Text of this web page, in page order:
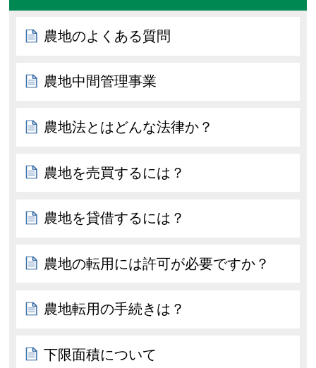
農地のよくある質問
農地中間管理事業
農地法とはどんな法律か？
農地を売買するには？
農地を貸借するには？
農地の転用には許可が必要ですか？
農地転用の手続きは？
下限面積について